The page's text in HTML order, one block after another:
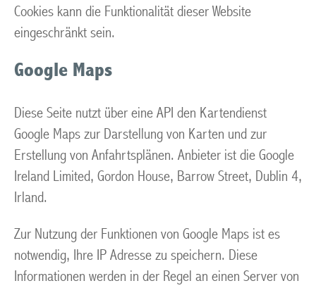
Cookies kann die Funktionalität dieser Website
eingeschränkt sein.
Google Maps
Diese Seite nutzt über eine API den Kartendienst
Google Maps zur Darstellung von Karten und zur
Erstellung von Anfahrtsplänen. Anbieter ist die Google
Ireland Limited, Gordon House, Barrow Street, Dublin 4,
Irland.
Zur Nutzung der Funktionen von Google Maps ist es
notwendig, Ihre IP Adresse zu speichern. Diese
Informationen werden in der Regel an einen Server von